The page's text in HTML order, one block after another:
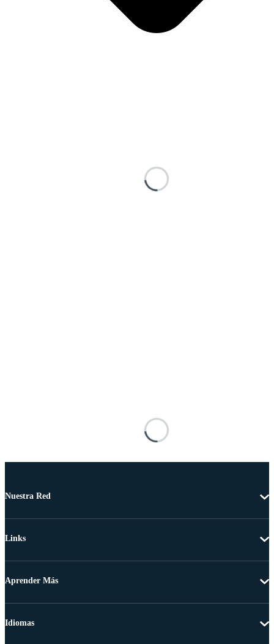
Nuestra Red
Links
Aprender Más
Idiomas